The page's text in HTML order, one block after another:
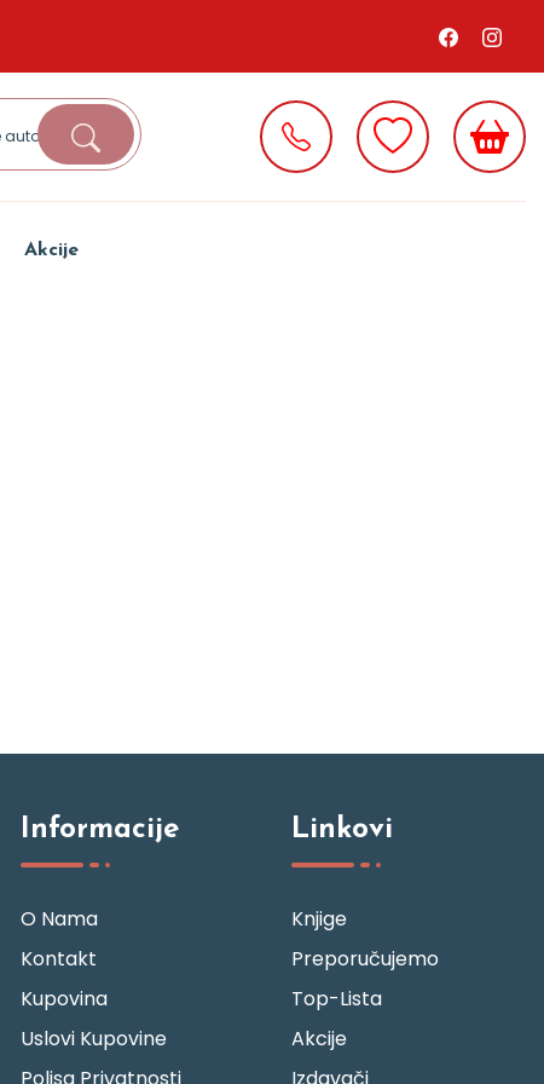
Akcije
Informacije
O Nama
Kontakt
Kupovina
Uslovi Kupovine
Linkovi
Knjige
Preporučujemo
Top-Lista
Akcije